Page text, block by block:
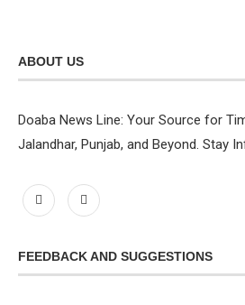
ABOUT US
Doaba News Line: Your Source for
Jalandhar, Punjab, and Beyond. Stay
FEEDBACK AND SUGGESTIONS